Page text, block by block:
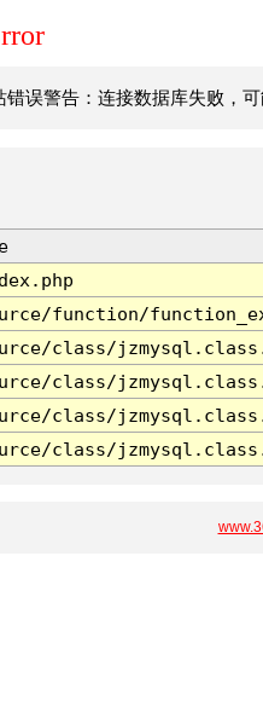
错误警告：连接数据库失败，
function/
class/
class/
class/
class/